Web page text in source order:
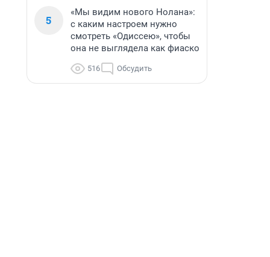
5
«Мы видим нового Нолана»:
с каким настроем нужно
смотреть «Одиссею», чтобы
она не выглядела как фиаско
516 Обсудить